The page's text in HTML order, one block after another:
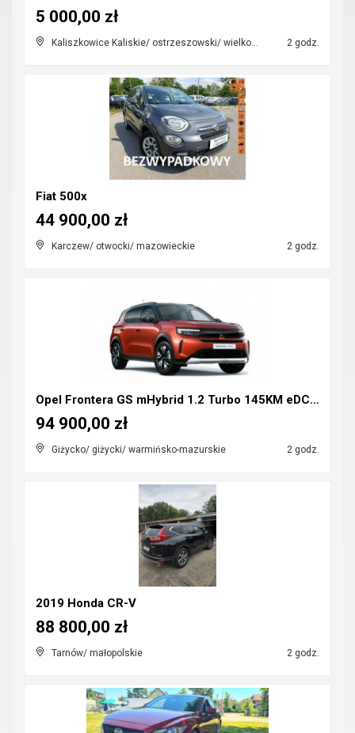
Kaliszkowice Kaliskie/ ostrzeszowski/ wielkopolskie 2 godz.
5 000,00 zł
Fiat 500x
Karczew/ otwocki/ mazowieckie 2 godz.
44 900,00 zł
Opel Frontera GS mHybrid 1.2 Turbo 145KM eDCT6
Giżycko/ giżycki/ warmińsko-mazurskie 2 godz.
94 900,00 zł
2019 Honda CR-V
Tarnów/ małopolskie 2 godz.
88 800,00 zł